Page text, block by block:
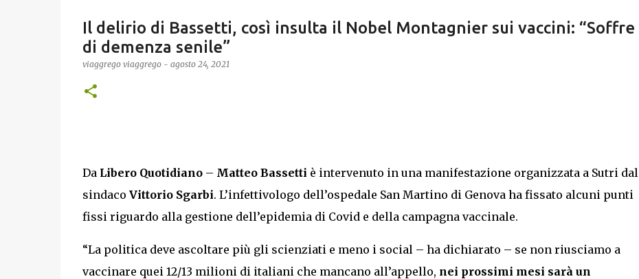
Il delirio di Bassetti, così insulta il Nobel Montagnier sui vaccini: “Soffre
di demenza senile”
viaggrego viaggrego - agosto 24, 2021
Da Libero Quotidiano – Matteo Bassetti è intervenuto in una manifestazione organizzata a Sutri dal
sindaco Vittorio Sgarbi. L’infettivologo dell’ospedale San Martino di Genova ha fissato alcuni punti
fissi riguardo alla gestione dell’epidemia di Covid e della campagna vaccinale.
“La politica deve ascoltare più gli scienziati e meno i social – ha dichiarato – se non riusciamo a
vaccinare quei 12/13 milioni di italiani che mancano all’appello, nei prossimi mesi sarà un